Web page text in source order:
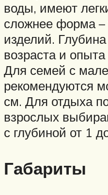
воды, имеют
сложнее форма
изделий.
возраста и
Для семей с
рекомендуются
см. Для отдыха
взрослых
с глубиной от 1
Габариты